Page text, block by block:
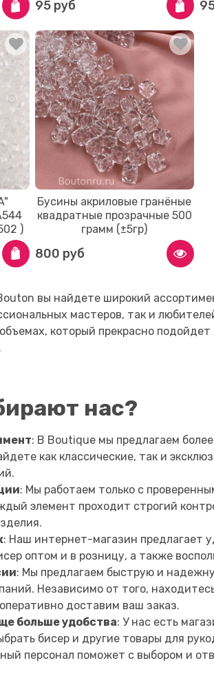
95 руб
)
Бусины акриловые гранёные
квадратные прозрачные 500
грамм (±5гр)
800 руб
вы найдете широкий
мастеров, так и
который прекрасно
нас?
: В Boutique мы предлагаем
как классические, так и
: Мы работаем только с
элемент проходит строгий
: Наш интернет-магазин предлагает
оптом и в розницу, а также
: Мы предлагаем быструю и
Независимо от того,
доставим ваш заказ.
больше удобства: У нас есть
бисер и другие товары для
персонал поможет с выбором и